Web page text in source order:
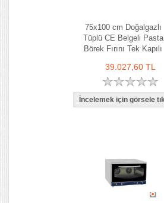
75x100 cm Doğalgazlı
Tüplü CE Belgeli Pasta
Börek Fırını Tek Kapılı
39.027,60 TL